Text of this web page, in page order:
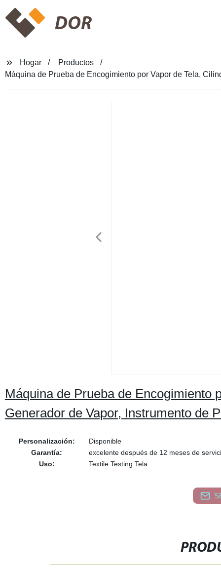
DOR
Hogar
Productos
Máquina de Prueba de Encogimiento por Vapor de Tela,
Máquina de Prueba de Encogimiento
Generador de Vapor, Instrumento de
Personalización:
Disponible
Garantía:
excelente después de 12 meses de
Uso:
Textile Testing Tela